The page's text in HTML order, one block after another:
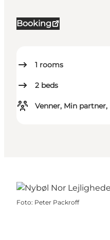
Booking
1 rooms
2 beds
Venner, Min partner,
Foto: Peter Packroff